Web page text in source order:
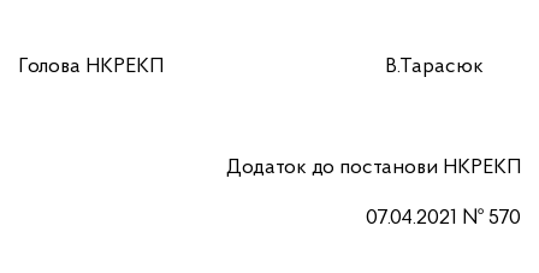
Голова НКРЕКП В.Тарасюк
Додаток до постанови НКРЕКП
07.04.2021 № 570